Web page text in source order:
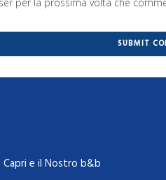
Capri e il Nostro b&b